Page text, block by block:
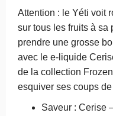
Attention : le Yéti voit
sur tous les fruits à sa
prendre une grosse
avec le e-liquide
de la collection
esquiver ses coups de
Saveur : Cerise